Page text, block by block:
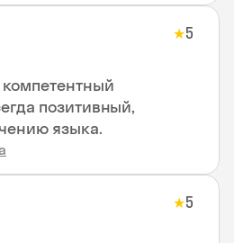
★5
позитивный,
языка.
★5